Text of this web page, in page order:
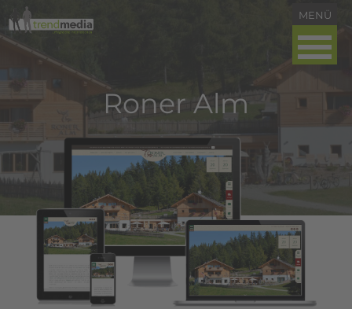
Roner Alm